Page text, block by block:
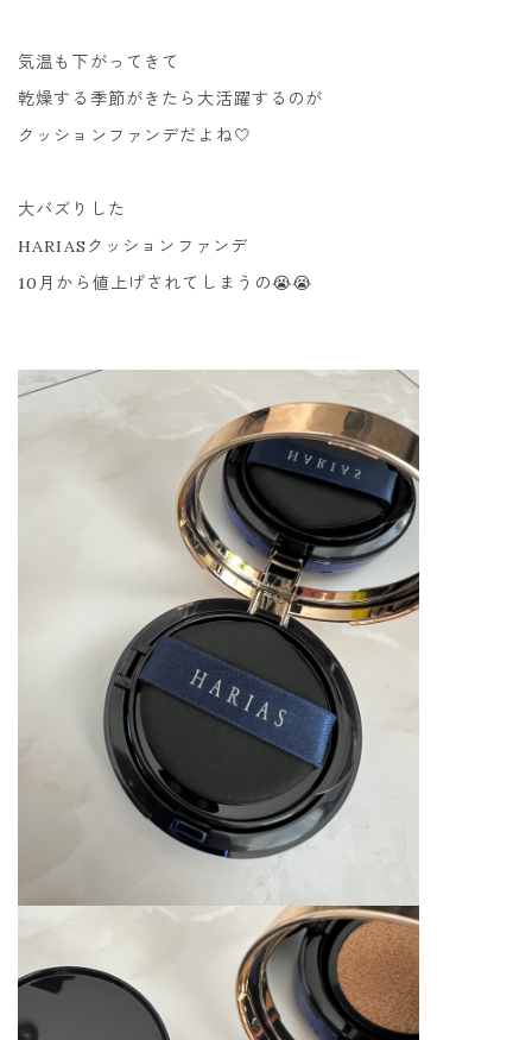
気温も下がってきて
乾燥する季節がきたら大活躍するのが
クッションファンデだよね🤍
大バズりした
HARIASクッションファンデ
10月から値上げされてしまうの😭😭